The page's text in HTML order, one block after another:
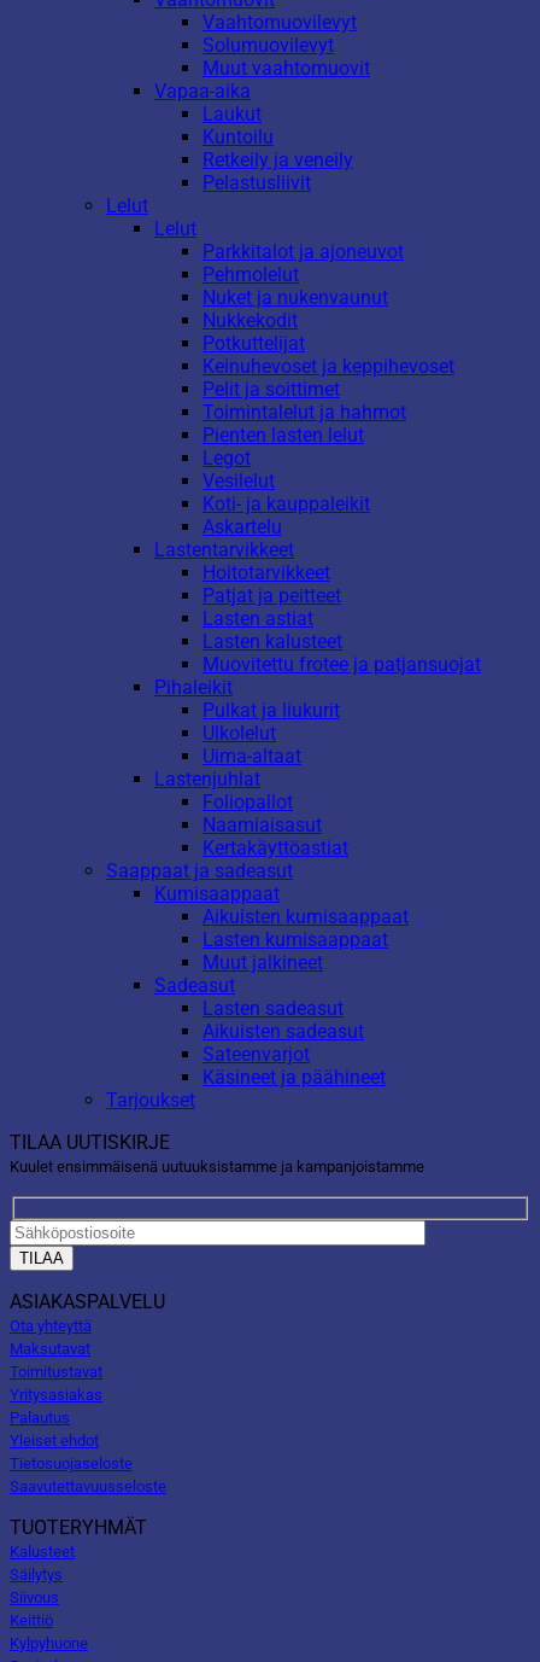
Vaahtomuovilevyt
Solumuovilevyt
Muut vaahtomuovit
Vapaa-aika
Laukut
Kuntoilu
Retkeily ja veneily
Pelastusliivit
Lelut
Lelut
Parkkitalot ja ajoneuvot
Pehmolelut
Nuket ja nukenvaunut
Nukkekodit
Potkuttelijat
Keinuhevoset ja keppihevoset
Pelit ja soittimet
Toimintalelut ja hahmot
Pienten lasten lelut
Legot
Vesilelut
Koti- ja kauppaleikit
Askartelu
Lastentarvikkeet
Hoitotarvikkeet
Patjat ja peitteet
Lasten astiat
Lasten kalusteet
Muovitettu frotee ja patjansuojat
Pihaleikit
Pulkat ja liukurit
Ulkolelut
Uima-altaat
Lastenjuhlat
Foliopallot
Naamiaisasut
Kertakäyttöastiat
Saappaat ja sadeasut
Kumisaappaat
Aikuisten kumisaappaat
Lasten kumisaappaat
Muut jalkineet
Sadeasut
Lasten sadeasut
Aikuisten sadeasut
Sateenvarjot
Käsineet ja päähineet
Tarjoukset
TILAA UUTISKIRJE
Kuulet ensimmäisenä uutuuksistamme ja kampanjoistamme
ASIAKASPALVELU
Ota yhteyttä
Maksutavat
Toimitustavat
Yritysasiakas
Palautus
Yleiset ehdot
Tietosuojaseloste
Saavutettavuusseloste
TUOTERYHMÄT
Kalusteet
Säilytys
Siivous
Keittiö
Kylpyhuone